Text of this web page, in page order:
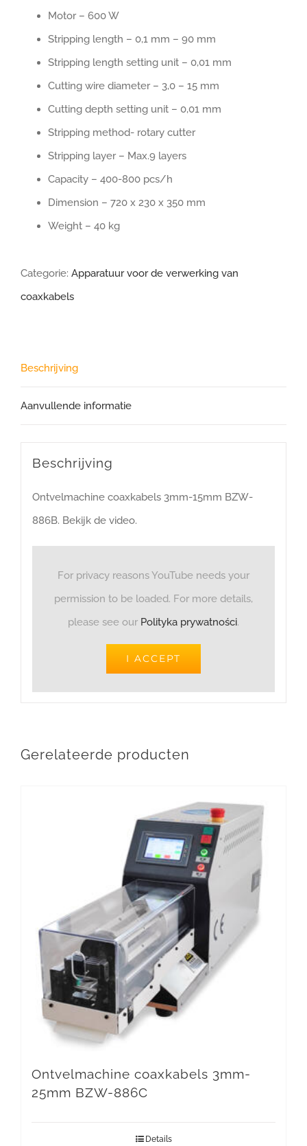
Motor – 600 W
Stripping length – 0,1 mm – 90 mm
Stripping length setting unit – 0,01 mm
Cutting wire diameter – 3,0 – 15 mm
Cutting depth setting unit – 0,01 mm
Stripping method- rotary cutter
Stripping layer – Max.9 layers
Capacity – 400-800 pcs/h
Dimension – 720 x 230 x 350 mm
Weight – 40 kg
Categorie: Apparatuur voor de verwerking van
coaxkabels
Beschrijving
Aanvullende informatie
Beschrijving
Ontvelmachine coaxkabels 3mm-15mm BZW-
886B. Bekijk de video.
For privacy reasons YouTube needs your
permission to be loaded. For more details,
please see our Polityka prywatności.
I ACCEPT
Gerelateerde producten
Ontvelmachine coaxkabels 3mm-
25mm BZW-886C
Details